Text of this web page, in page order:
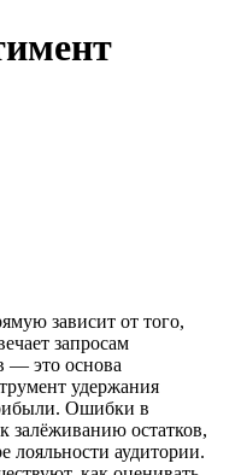
зависит от того,
запросам
— это основа
удержания
Ошибки в
залёживанию остатков,
лояльности аудитории.